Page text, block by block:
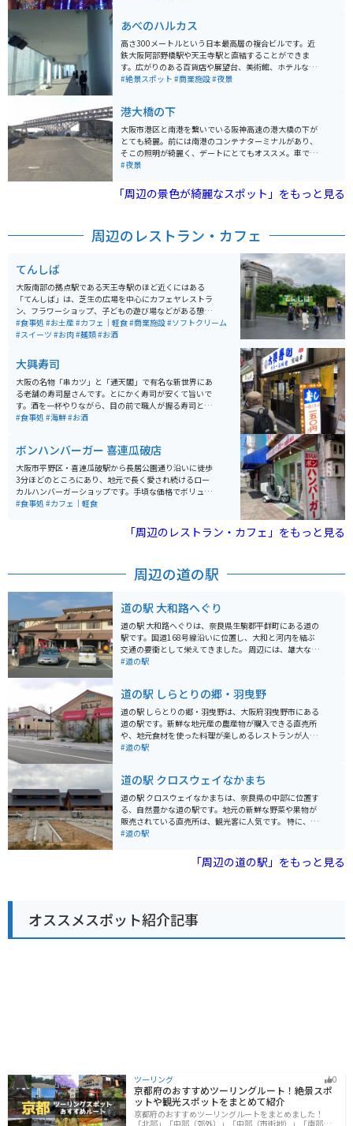
あべのハルカス
高さ300メートルという日本最高層の複合ビルです。近
鉄大阪阿部野橋駅や天王寺駅と直結することができま
す。広がりのある百貨店や展望台、美術館、ホテルなど
様々な施設が出店しており、１日中楽しむことができま
#絶景スポット #商業施設#夜景
港大橋の下
大阪市港区と南港を繋いでいる阪神高速の港大橋の下が
とても綺麗。前には南港のコンテナターミナルがあり、
そこの照明が綺麗く、デートにとてもオススメ。車で岸
壁まで行け、車の中から夜景を楽しむ事ができるので暑
にユニバーサルスタジオジャパンもあるのでそこの花火
が見える事もある。ユーポスのCMに使われているスポッ
#夜景
「周辺の景色が綺麗なスポット」をもっと見る
周辺のレストラン・カフェ
てんしば
大阪南部の拠点駅である天王寺駅のほど近くにはある
「てんしば」は、芝生の広場を中心にカフェヤレストラ
ン、フラワーショップ、子どもの遊び場などがある憩い
のスペースです。「てんしば」からは天王寺動物園にも
ほど近く、親子連れやカップルにも大人気です。また、
いていける距離にありますので、遊んで、観て、食べて
の三拍子揃った休日を楽しむにはベストな場所です。
#食事処 #お土産#カフェ｜軽食#商業施設#ソフトクリーム
#スイーツ #お肉#麺類#お酒
大興寿司
大阪の名物「串カツ」と「通天閣」で有名な新世界にあ
る老舗の寿司屋さんです。とにかく寿司が安くて旨いで
す。酒を一杯やりながら、目の前で職人が握る寿司と昭
和の風情漂う店の雰囲気と相まって、とってもいい感じ
#食事処 #海鮮#お酒
ボンハンバーガー 喜連瓜破店
大阪市平野区・喜連瓜破駅から長居公園通り沿いに徒歩
3分ほどのところにあり、地元で長く愛され続けるロー
カルハンバーガーショップです。手頃な価格でボリュー
ムのあるバーガーを楽しめ、どこか懐かしい素朴な味わ
ルながら一度食べるとまた食べたくなると評判で、世代
を問わず親しまれています。気軽に立ち寄れる“大阪の町
#食事処 #カフェ｜軽食
「周辺のレストラン・カフェ」をもっと見る
周辺の道の駅
道の駅 大和路へぐり
道の駅 大和路へぐりは、奈良県生駒郡平群町にある道の
駅です。国道168号線沿いに位置し、大和と河内を結ぶ
交通の要衝として栄えてきました。 周辺には、雄大な自
然が広がり、ハイキングやサイクリングに最適なコース
味わえるレストランがあります。 バイクで訪れる際は、
広々とした駐車場があるので安心です。また、周辺に
は、信貴生駒スカイラインなど、景色を楽しむことがで
きるワインディングロードも多いため、ツーリングの拠
点としても最適です。 道の駅 大和路へぐり周辺には、歴
る張子の虎で知られており、一見の価値があります。
#道の駅
道の駅 しらとりの郷・羽曳野
道の駅 しらとりの郷・羽曳野は、大阪府羽曳野市にある
道の駅です。新鮮な地元産の農産物が購入できる直売所
や、地元食材を使った料理が楽しめるレストランが人気
です。 特に、地元産のぶどうやイチゴ、梨を使ったスイ
古市古墳群や、誉田八幡宮など、歴史的な観光スポット
も点在しているので、ツーリングの拠点としても最適で
す。 道の駅 しらとりの郷・羽曳野で、地元の美味しいも
のを堪能したり、周辺の観光を楽しんでみてはいかがで
しょうか。
#道の駅
道の駅 クロスウェイなかまち
道の駅 クロスウェイなかまちは、奈良県の中部に位置す
る、自然豊かな道の駅です。地元の新鮮な野菜や果物が
販売されている直売所は、観光客に人気です。 特に、奈
良県産のブランドイチゴ「あすかルビー」や「古都華」
訪れる際は、広々とした駐車場があるので安心です。道
の駅周辺には、歴史的な寺院や美しい自然を楽しめるス
#道の駅
「周辺の道の駅」をもっと見る
オススメスポット紹介記事
ツーリング 0
京都府のおすすめツーリングルート！絶景スポ
ットや観光スポットをまとめて紹介
京都府のおすすめツーリングルートをまとめました！
「北部」「中部（郊外）」「中部（市街地）」「南部」